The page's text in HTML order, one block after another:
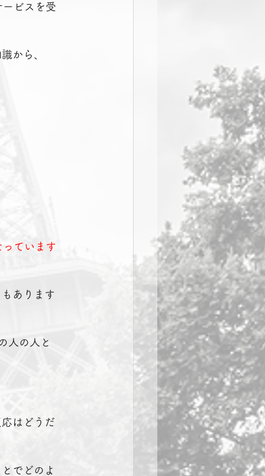
ビスを受
から、
ています
あります
人の人と
はどうだ
でどのよ